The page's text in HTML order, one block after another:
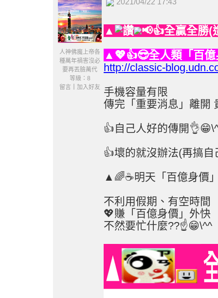
人神佛魔上帝各
種萬年禍害沒必
要再丟臉萬代
等級：8
留言
加入好友
▲
📢👍全贏全
▲💖👍😎全人類「百
http://classic-
手機容量有限
傳完「重要消息」離開
👍自己人好的傳開
👍壞的就沒辦法(再搞
▲🌈☕明天「百億身價
不利用假期、有空時間
💖賺「百億身價」外快
不然要忙什麼??☝️😁\^^